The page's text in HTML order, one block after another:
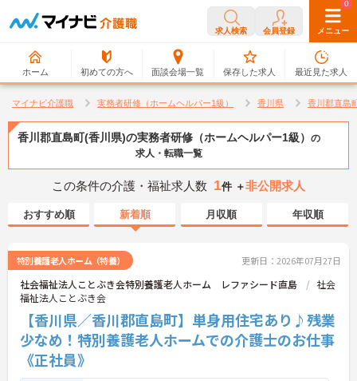
求人検索 会員登録 メニュー
ホーム 初めての方へ 面談会場一覧
0
保存した求人
0
最近見た求人
マイナビ介護職 実務者研修（ホームヘルパー1級） 香川県 香川郡直島
香川郡直島町(香川県)の実務者研修（ホームヘルパー1級） の
求人・転職一覧
この条件の介護・福祉求人数 1件 ＋非公開求人
おすすめ順 新着順 月収順 年収順
特別養護老人ホーム（特養） 更新日：2026年07月27日
社会福祉法人ことぶき会特別養護老人ホーム レファシード直島
社会
福祉法人ことぶき会
【香川県／香川郡直島町】単身用住宅あり♪残業
少なめ！特別養護老人ホームでの介護士のお仕事
《正社員》